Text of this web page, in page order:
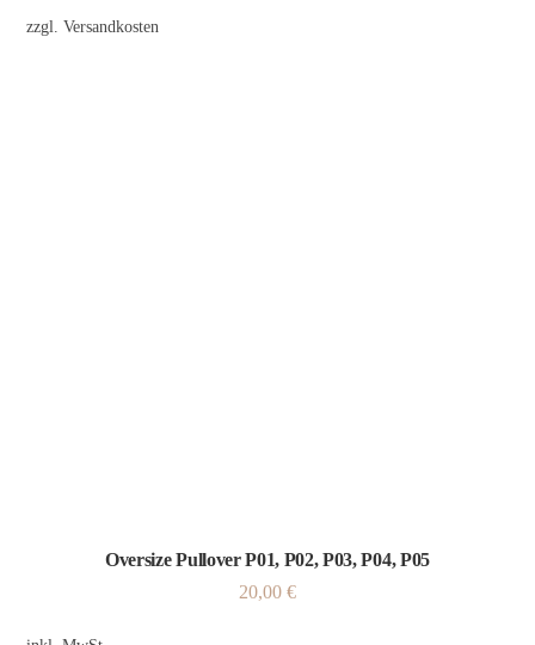
zzgl.Versandkosten
Oversize Pullover P01, P02, P03, P04, P05
20,00 €